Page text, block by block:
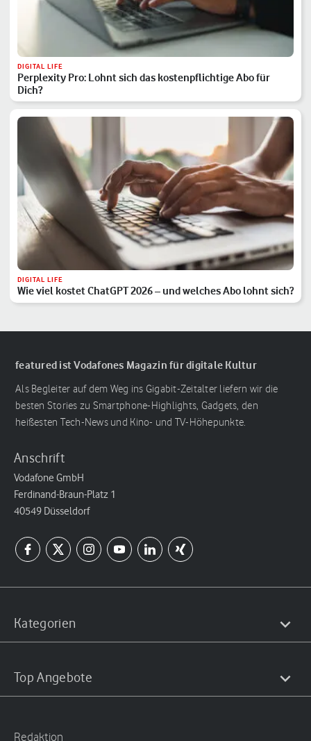
DIGITAL LIFE
Perplexity Pro: Lohnt sich das kostenpflichtige Abo für
Dich?
DIGITAL LIFE
Wie viel kostet ChatGPT 2026 – und welches Abo lohnt sich?
featured ist Vodafones Magazin für digitale Kultur
Als Begleiter auf dem Weg ins Gigabit-Zeitalter liefern wir die
besten Stories zu Smartphone-Highlights, Gadgets, den
heißesten Tech-News und Kino- und TV-Höhepunkte.
Anschrift
Vodafone GmbH
Ferdinand-Braun-Platz 1
40549 Düsseldorf
Kategorien
Top Angebote
Redaktion